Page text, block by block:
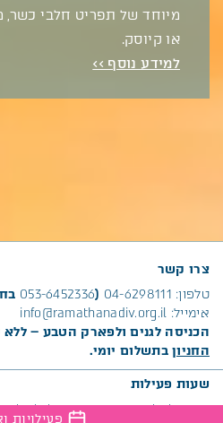
מיוחד של תפריט חלבי כשר,
או קיוסק.
למידע נוסף >>
פעילויות
צרו קשר
טלפון: 04-6298111
(
053-6452336
אימייל: info@ramathanadiv.org.il
הכניסה לגנים ולפארק הטבע – ללא
החניוןבתשלום יומי.
שעות פעילות
ימים א׳, ד’, שישי: